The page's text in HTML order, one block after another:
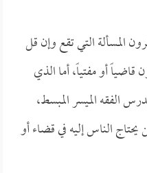
المسألة التي تقع وإن قل
أو مفتياً، أما الذي
الفقه الميسر المبسط،
يحتاج الناس إليه في قضاء أو